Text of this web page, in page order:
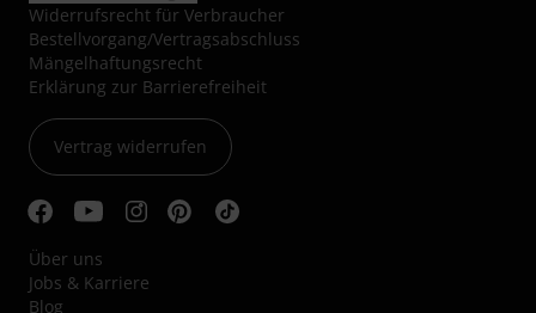
Widerrufsrecht für Verbraucher
Bestellvorgang/Vertragsabschluss
Mängelhaftungsrecht
Erklärung zur Barrierefreiheit
Vertrag widerrufen
Über uns
Jobs & Karriere
Blog